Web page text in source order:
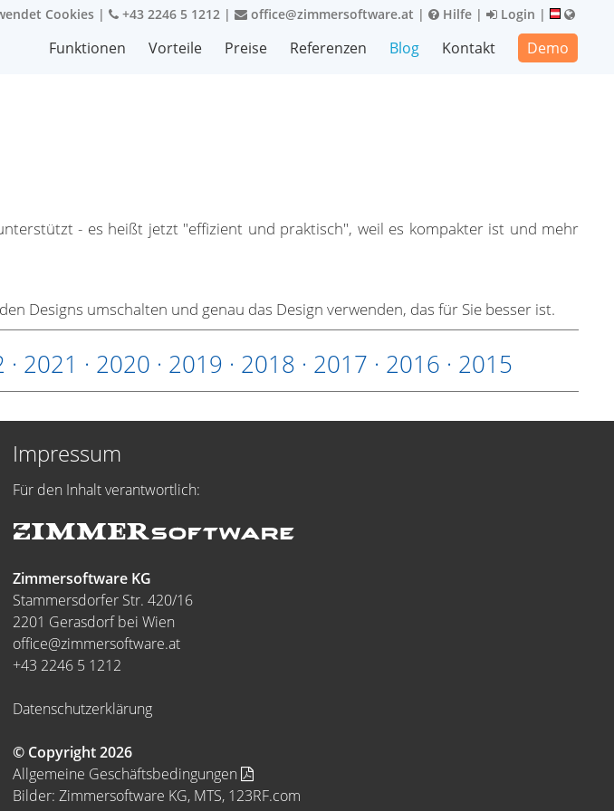
Cookies | +43 2246 5 1212 | office@zimmersoftware.at | Hilfe | Login |
Funktionen Vorteile Preise Referenzen Blog Kontakt Demo
- es heißt jetzt "effizient und praktisch", weil es kompakter ist und mehr
Designs umschalten und genau das Design verwenden, das für Sie besser ist.
· 2021 · 2020 · 2019 · 2018 · 2017 · 2016 · 2015
Impressum
Für den Inhalt verantwortlich:
Zimmersoftware KG
Stammersdorfer Str. 420/16
2201 Gerasdorf bei Wien
office@zimmersoftware.at
+43 2246 5 1212
Datenschutzerklärung
© Copyright 2026
Allgemeine Geschäftsbedingungen
Bilder: Zimmersoftware KG, MTS, 123RF.com